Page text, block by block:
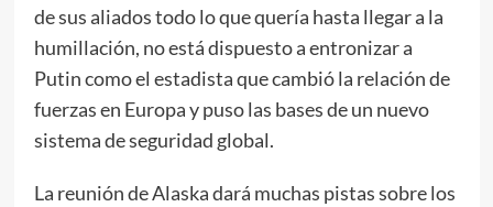
de sus aliados todo lo que quería hasta llegar a la
humillación, no está dispuesto a entronizar a
Putin como el estadista que cambió la relación de
fuerzas en Europa y puso las bases de un nuevo
sistema de seguridad global.
La reunión de Alaska dará muchas pistas sobre los